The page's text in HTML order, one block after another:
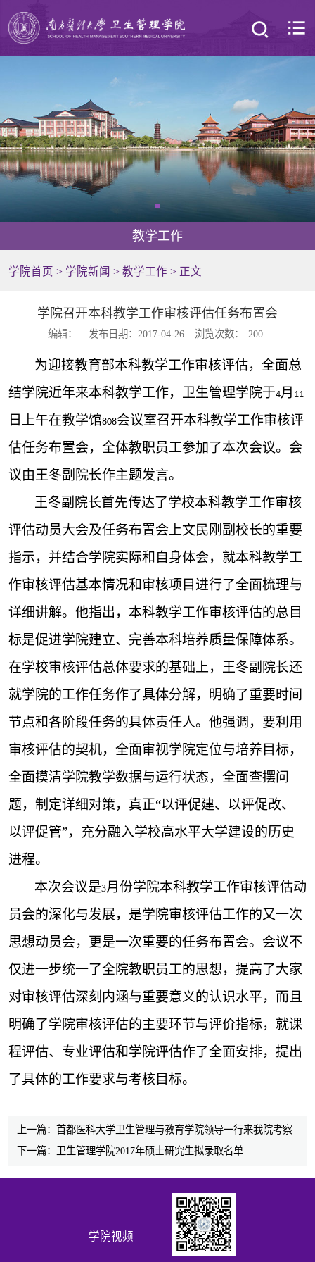
教学工作
学院首页 > 学院新闻 > 教学工作 > 正文
学院召开本科教学工作审核评估任务布置会
编辑： 发布日期：2017-04-26 浏览次数： 200
为迎接教育部本科教学工作审核评估，全面总
结学院近年来本科教学工作，卫生管理学院于4月 11
日上午在教学馆808会议室召开本科教学工作审核评
估任务布置会，全体教职员工参加了本次会议。会
议由王冬副院长作主题发言。
王冬副院长首先传达了学校本科教学工作审核
评估动员大会及任务布置会上文民刚副校长的重要
指示，并结合学院实际和自身体会，就本科教学工
作审核评估基本情况和审核项目进行了全面梳理与
详细讲解。他指出，本科教学工作审核评估的总目
标是促进学院建立、完善本科培养质量保障体系。
在学校审核评估总体要求的基础上，王冬副院长还
就学院的工作任务作了具体分解，明确了重要时间
节点和各阶段任务的具体责任人。他强调，要利用
审核评估的契机，全面审视学院定位与培养目标，
全面摸清学院教学数据与运行状态，全面查摆问
题，制定详细对策，真正“以评促建、以评促改、
以评促管”，充分融入学校高水平大学建设的历史
进程。
本次会议是3月份学院本科教学工作审核评估动
员会的深化与发展，是学院审核评估工作的又一次
思想动员会，更是一次重要的任务布置会。会议不
仅进一步统一了全院教职员工的思想，提高了大家
对审核评估深刻内涵与重要意义的认识水平，而且
明确了学院审核评估的主要环节与评价指标，就课
程评估、专业评估和学院评估作了全面安排，提出
了具体的工作要求与考核目标。
上一篇：首都医科大学卫生管理与教育学院领导一行来我院考察
下一篇：卫生管理学院2017年硕士研究生拟录取名单
学院视频